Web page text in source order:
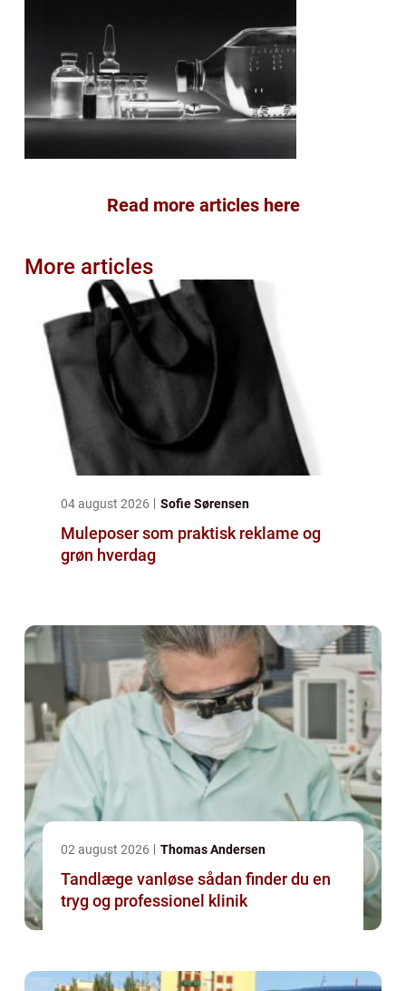
Read more articles here
More articles
04 august 2026 Sofie Sørensen
Muleposer som praktisk reklame og
grøn hverdag
02 august 2026 Thomas Andersen
Tandlæge vanløse sådan finder du en
tryg og professionel klinik